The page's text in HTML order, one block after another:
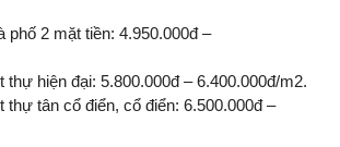
phố 2 mặt tiền: 4.950.000đ –
thự hiện đại: 5.800.000đ – 6.400.000đ/m2.
thự tân cổ điển, cổ điển: 6.500.000đ –